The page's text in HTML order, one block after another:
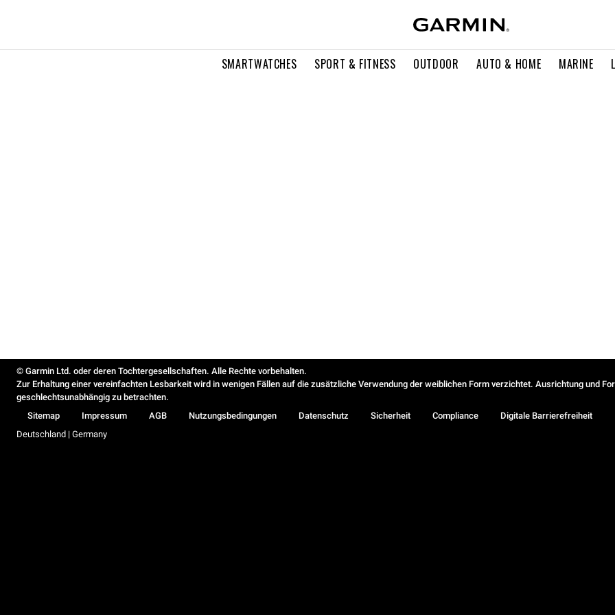
SMARTWATCHES SPORT & FITNESS OUTDOOR AUTO & HOME MARINE
© Garmin Ltd. oder deren Tochtergesellschaften. Alle Rechte vorbehalten.
Zur Erhaltung einer vereinfachten Lesbarkeit wird in wenigen Fällen auf die zusätzliche Verwendung der weiblichen Form verzichtet. Ausrichtung und
geschlechtsunabhängig zu betrachten.
Sitemap
Impressum AGB Nutzungsbedingungen Datenschutz Sicherheit Compliance
Digitale Barrierefreiheit
Deutschland | Germany